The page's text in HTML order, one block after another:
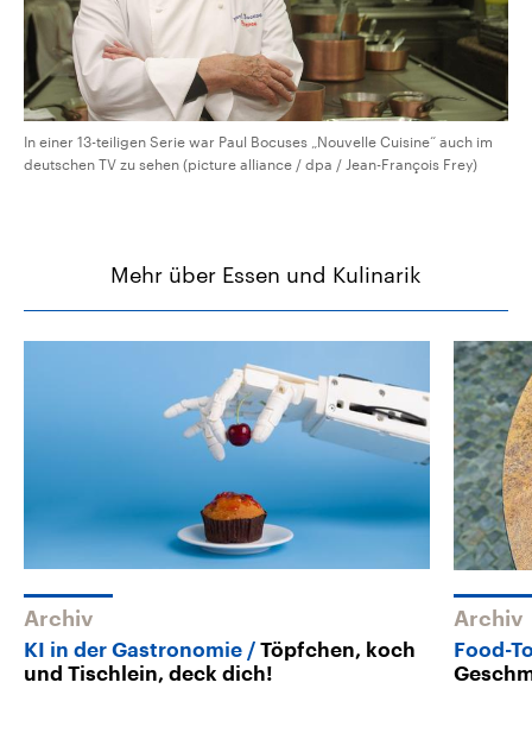
In einer 13-teiligen Serie war Paul Bocuses „Nouvelle Cuisine“ auch im
deutschen TV zu sehen (picture alliance / dpa / Jean-François Frey)
Mehr über Essen und Kulinarik
Archiv
KI in der Gastronomie
Töpfchen, koch
und Tischlein, deck dich!
Archiv
Food-